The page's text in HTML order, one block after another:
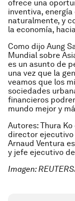
ofrece una
inventiva,
naturalmente, y
la economía,
Como dijo Aung
Mundial sobre
es un asunto de
una vez que la
veamos que los
sociedades
financieros
mundo mejor y
Autores: Thura
director ejecutivo
Arnaud Ventura
y jefe ejecutivo
Imagen: